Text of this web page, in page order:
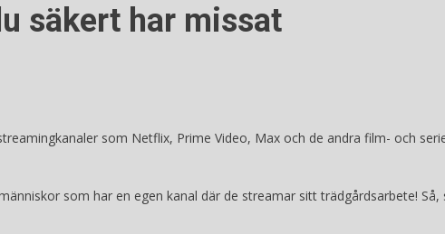
säkert har missat
som Netflix, Prime Video, Max och de andra film- och
som har en egen kanal där de streamar sitt trädgårdsarbete!